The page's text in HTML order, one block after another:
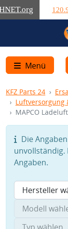
.org
Menü
KFZ Parts 24
Luftversorgung
MAPCO
Die
unvollständig.
Angaben.